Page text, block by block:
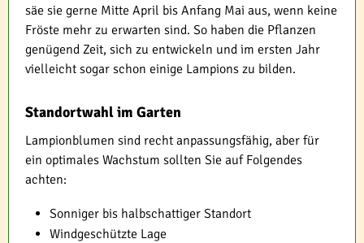
säe sie gerne Mitte April bis Anfang Mai aus, wenn keine
Fröste mehr zu erwarten sind. So haben die Pflanzen
genügend Zeit, sich zu entwickeln und im ersten Jahr
vielleicht sogar schon einige Lampions zu bilden.
Standortwahl im Garten
Lampionblumen sind recht anpassungsfähig, aber für
ein optimales Wachstum sollten Sie auf Folgendes
achten:
Sonniger bis halbschattiger Standort
Windgeschützte Lage